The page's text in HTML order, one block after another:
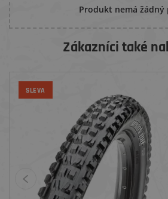
Produkt nemá žádný
Zákazníci také
SLEVA